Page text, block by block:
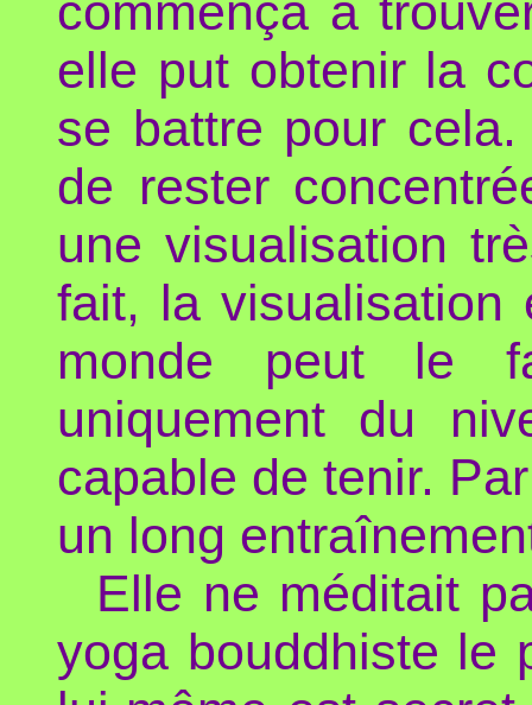
commença à
elle put obtenir la
se battre pour
de rester
une visualisation
fait, la visualisation
monde peut le
uniquement du
capable de tenir.
un long
Elle ne méditait
yoga bouddhiste le